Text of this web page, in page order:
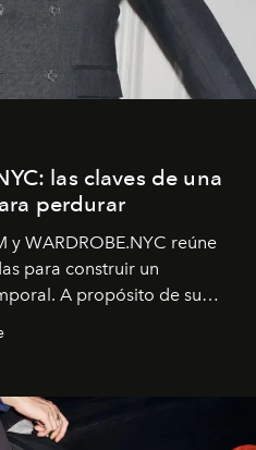
las claves de una
perdurar
y WARDROBE.NYC reúne
para construir un
A propósito de su
diseño global de la marca